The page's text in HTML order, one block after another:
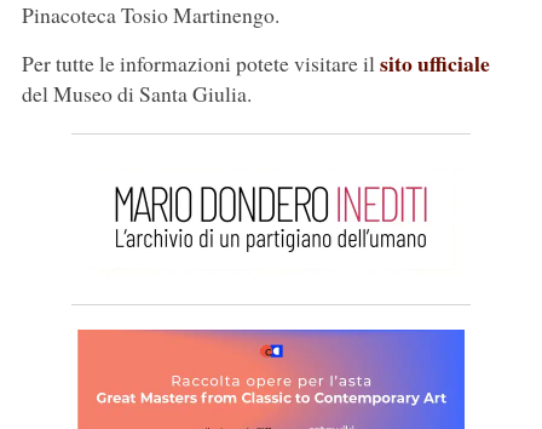
Pinacoteca Tosio Martinengo.
Per tutte le informazioni potete visitare ilsito ufficiale
del Museo di Santa Giulia.